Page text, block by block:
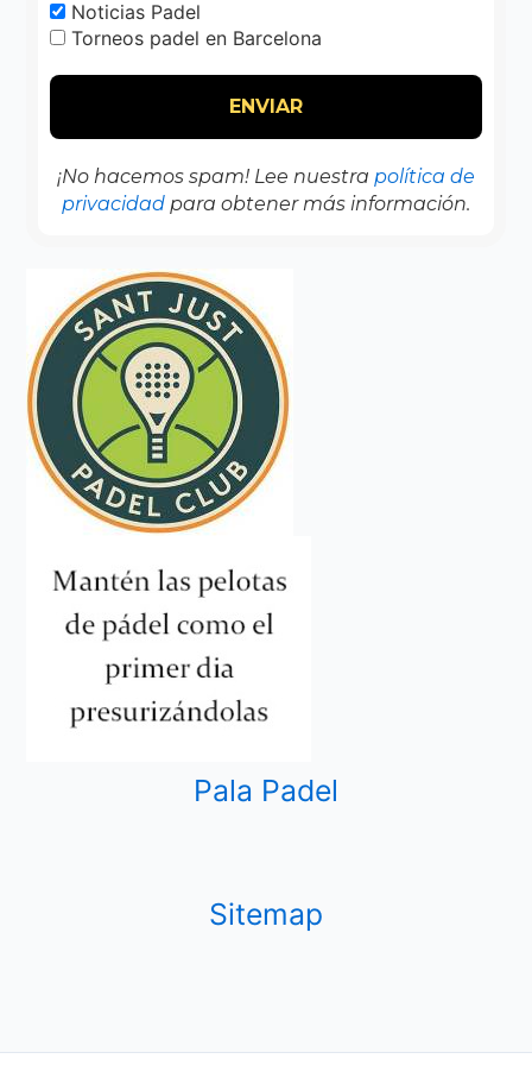
Noticias Padel
Torneos padel en Barcelona
¡No hacemos spam! Lee nuestra política de
privacidad para obtener más información.
Pala Padel
Sitemap